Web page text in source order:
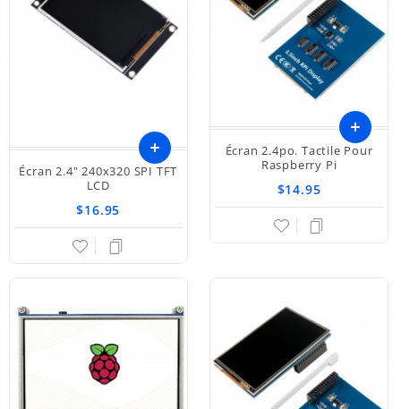
Écran 2.4" 240x320 SPI TFT
LCD
$16.95
Écran 2.4po. Tactile Pour
Raspberry Pi
$14.95
Ajouter